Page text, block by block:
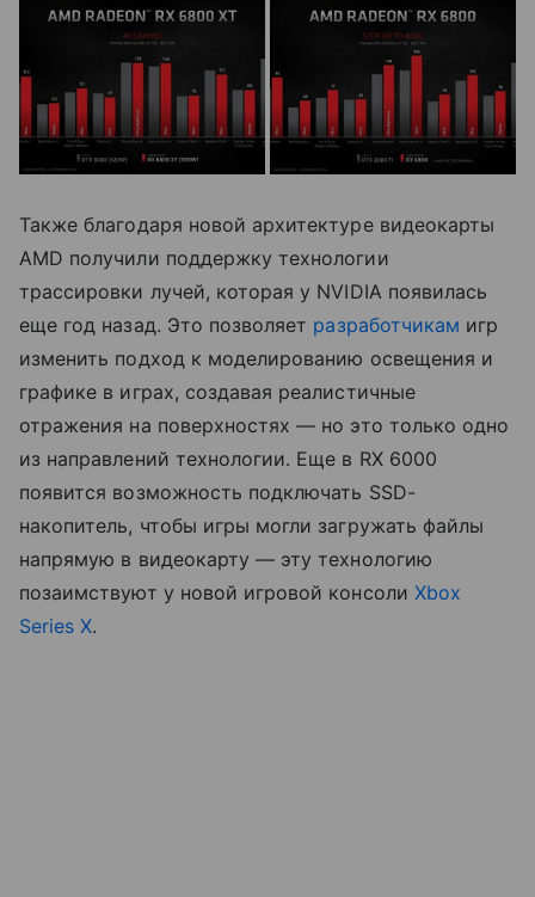
Также благодаря новой архитектуре видеокарты
AMD получили поддержку технологии
трассировки лучей, которая у NVIDIA появилась
еще год назад. Это позволяет разработчикам игр
изменить подход к моделированию освещения и
графике в играх, создавая реалистичные
отражения на поверхностях — но это только одно
из направлений технологии. Еще в RX 6000
появится возможность подключать SSD-
накопитель, чтобы игры могли загружать файлы
напрямую в видеокарту — эту технологию
позаимствуют у новой игровой консоли Xbox
Series X.